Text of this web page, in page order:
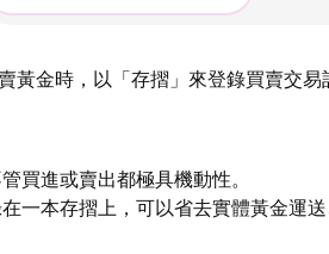
黃金時，以「存摺」來登錄買賣交
買進或賣出都極具機動性。
一本存摺上，可以省去實體黃金運